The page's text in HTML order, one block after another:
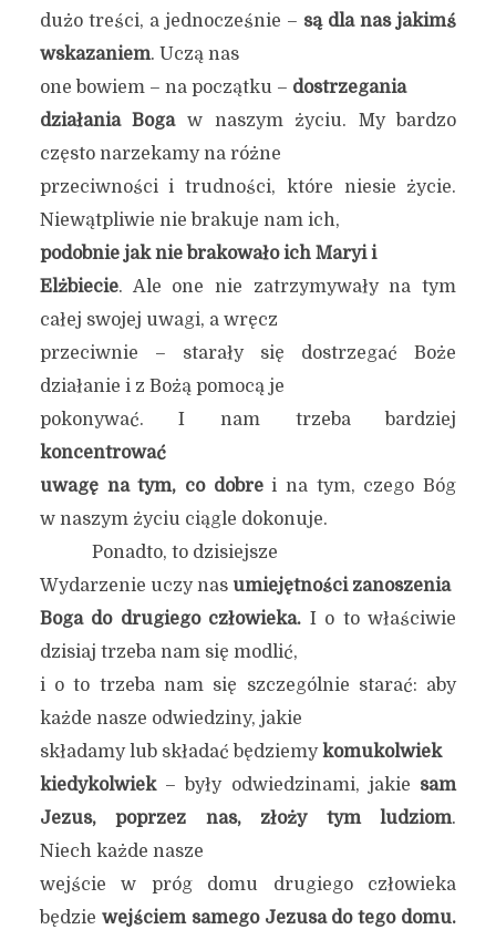
dużo treści, a jednocześnie – są dla nas jakimś
wskazaniem. Uczą nas
one bowiem – na początku – dostrzegania
działania Bogaw naszym życiu. My bardzo
często narzekamy na różne
przeciwności i trudności, które niesie życie.
Niewątpliwie nie brakuje nam ich,
podobnie jak nie brakowało ich Maryi i
Elżbiecie. Ale one nie zatrzymywały na tym
całej swojej uwagi, a wręcz
przeciwnie – starały się dostrzegać Boże
działanie i z Bożą pomocą je
pokonywać. I nam trzeba bardziej
koncentrować
uwagę na tym, co dobrei na tym, czego Bóg
w naszym życiu ciągle dokonuje.
Ponadto, to dzisiejsze
Wydarzenie uczy nas umiejętności zanoszenia
Boga do drugiego człowieka. I o to właściwie
dzisiaj trzeba nam się modlić,
i o to trzeba nam się szczególnie starać: aby
każde nasze odwiedziny, jakie
składamy lub składać będziemykomukolwiek
kiedykolwiek– były odwiedzinami, jakie sam
Jezus, poprzez nas, złoży tym ludziom.
Niech każde nasze
wejście w próg domu drugiego człowieka
będzie wejściem samego Jezusa do tego domu.